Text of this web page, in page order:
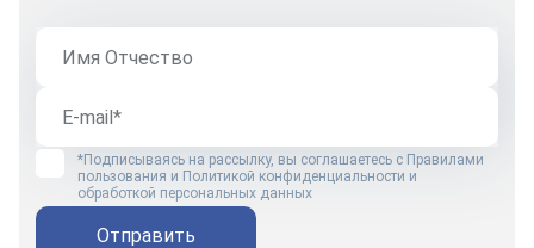
*Подписываясь на рассылку, вы соглашаетесь с Правилами
пользования и Политикой конфиденциальности и
обработкой персональных данных
Отправить